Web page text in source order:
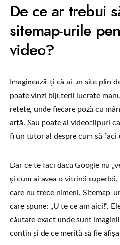
De ce ar trebui
sitemap-urile
video?
Imaginează-ți că ai un site plin
poate vinzi bijuterii lucrate
rețete, unde fiecare poză cu
artă. Sau poate ai videoclipuri
fi un tutorial despre cum să faci
Dar ce te faci dacă Google nu
și cum ai avea o vitrină
care nu trece nimeni. Sitemap-
care spune: „Uite ce am aici!”.
căutare exact unde sunt
conțin și de ce merită să fie